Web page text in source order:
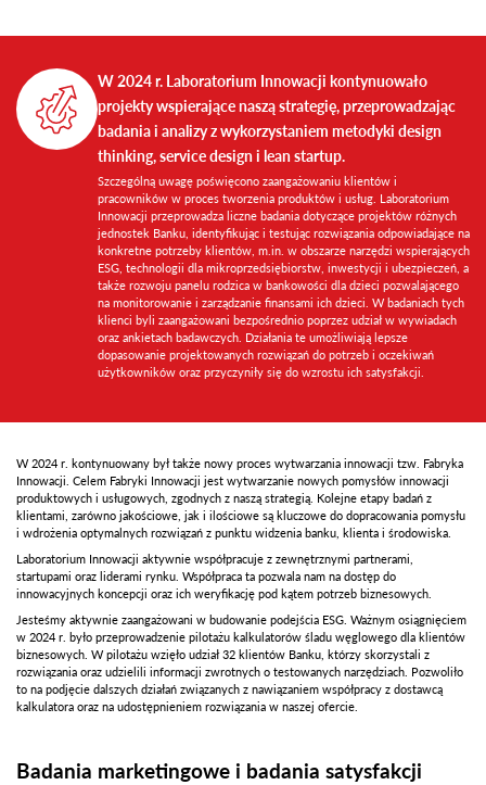
W 2024 r. Laboratorium Innowacji kontynuowało
projekty wspierające naszą strategię, przeprowadzając
badania i analizy z wykorzystaniem metodyki design
thinking, service design i lean startup.
Szczególną uwagę poświęcono zaangażowaniu klientów i
pracowników w proces tworzenia produktów i usług. Laboratorium
Innowacji przeprowadza liczne badania dotyczące projektów różnych
jednostek Banku, identyfikując i testując rozwiązania odpowiadające na
konkretne potrzeby klientów, m.in. w obszarze narzędzi wspierających
ESG, technologii dla mikroprzedsiębiorstw, inwestycji i ubezpieczeń, a
także rozwoju panelu rodzica w bankowości dla dzieci pozwalającego
na monitorowanie i zarządzanie finansami ich dzieci. W badaniach tych
klienci byli zaangażowani bezpośrednio poprzez udział w wywiadach
oraz ankietach badawczych. Działania te umożliwiają lepsze
dopasowanie projektowanych rozwiązań do potrzeb i oczekiwań
użytkowników oraz przyczyniły się do wzrostu ich satysfakcji.
W 2024 r. kontynuowany był także nowy proces wytwarzania innowacji tzw. Fabryka
Innowacji. Celem Fabryki Innowacji jest wytwarzanie nowych pomysłów innowacji
produktowych i usługowych, zgodnych z naszą strategią. Kolejne etapy badań z
klientami, zarówno jakościowe, jak i ilościowe są kluczowe do dopracowania pomysłu
i wdrożenia optymalnych rozwiązań z punktu widzenia banku, klienta i środowiska.
Laboratorium Innowacji aktywnie współpracuje z zewnętrznymi partnerami,
startupami oraz liderami rynku. Współpraca ta pozwala nam na dostęp do
innowacyjnych koncepcji oraz ich weryfikację pod kątem potrzeb biznesowych.
Jesteśmy aktywnie zaangażowani w budowanie podejścia ESG. Ważnym osiągnięciem
w 2024 r. było przeprowadzenie pilotażu kalkulatorów śladu węglowego dla klientów
biznesowych. W pilotażu wzięło udział 32 klientów Banku, którzy skorzystali z
rozwiązania oraz udzielili informacji zwrotnych o testowanych narzędziach. Pozwoliło
to na podjęcie dalszych działań związanych z nawiązaniem współpracy z dostawcą
kalkulatora oraz na udostępnieniem rozwiązania w naszej ofercie.
Badania marketingowe i badania satysfakcji